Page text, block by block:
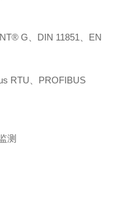
G、DIN 11851、EN
RTU、PROFIBUS
测